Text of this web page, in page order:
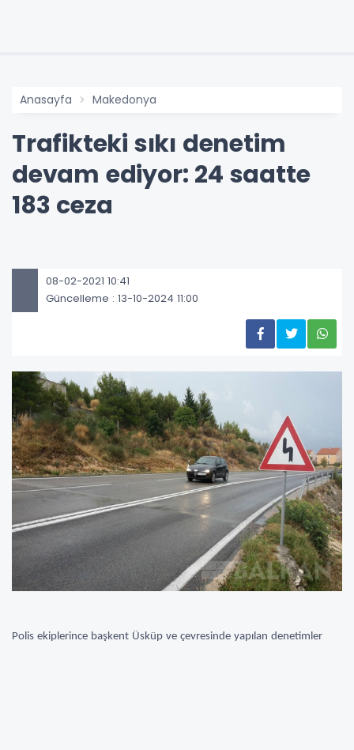
Anasayfa Makedonya
Trafikteki sıkı denetim
devam ediyor: 24 saatte
183 ceza
08-02-2021 10:41
Güncelleme : 13-10-2024 11:00
Polis ekiplerince başkent Üsküp ve çevresinde yapılan denetimler